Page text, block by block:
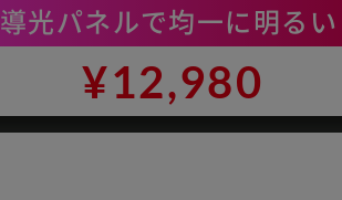
導光パネルで均一に明るい
¥12,980